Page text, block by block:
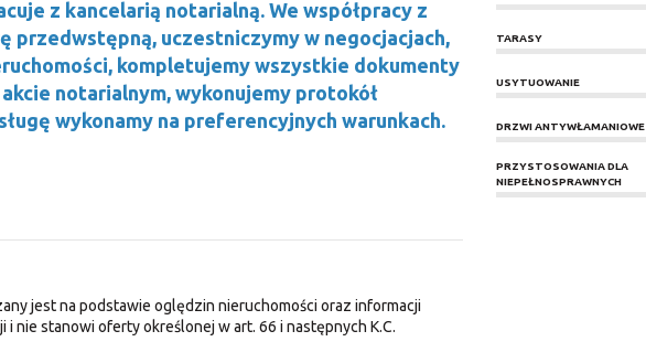
z kancelarią notarialną. We współpracy z
przedwstępną, uczestniczymy w negocjacjach,
kompletujemy wszystkie dokumenty
notarialnym, wykonujemy protokół
wykonamy na preferencyjnych warunkach.
jest na podstawie oględzin nieruchomości oraz informacji
nie stanowi oferty określonej w art. 66 i następnych K.C.
TARASY
USYTUOWANIE
DRZWI ANTYWŁAMANIOWE
PRZYSTOSOWANIA DLA
NIEPEŁNOSPRAWNYCH